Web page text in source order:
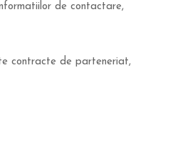
de contactare,
contracte de parteneriat,